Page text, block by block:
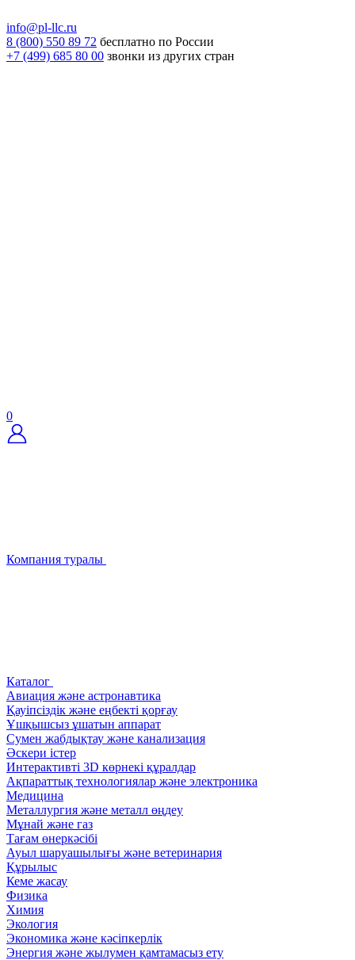
info@pl-llc.ru
8 (800) 550 89 72 бесплатно по России
+7 (499) 685 80 00 звонки из других стран
0
Компания туралы
Каталог
Авиация және астронавтика
Қауіпсіздік және еңбекті қорғау
Ұшқышсыз ұшатын аппарат
Сумен жабдықтау және канализация
Әскери істер
Интерактивті 3D көрнекі құралдар
Ақпараттық технологиялар және электроника
Медицина
Металлургия және металл өңдеу
Мұнай және газ
Тағам өнеркәсібі
Ауыл шаруашылығы және ветеринария
Құрылыс
Кеме жасау
Физика
Химия
Экология
Экономика және кәсіпкерлік
Энергия және жылумен қамтамасыз ету